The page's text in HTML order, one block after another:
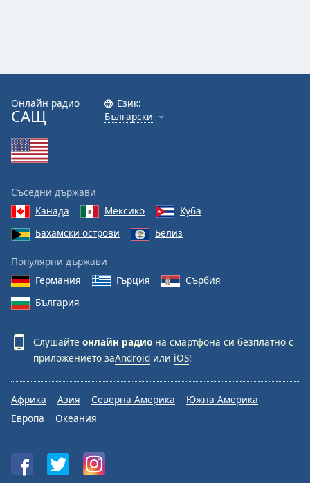
Онлайн радио
САЩ
Език:
Български
Съседни държави
Канада
Мексико
Куба
Бахамски острови
Белиз
Популярни държави
Германия
Гърция
Сърбия
България
Слушайте онлайн радио на смартфона си безплатно с
приложението заAndroid или iOS!
Африка Азия Северна Америка
Южна Америка
Европа
Океания